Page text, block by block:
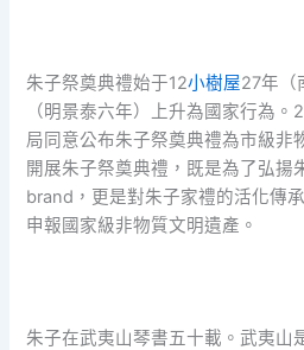
朱子祭奠典禮始于12小樹屋27年（
（明景泰六年）上升為國家行為
局同意公布朱子祭奠典禮為市級非
開展朱子祭奠典禮，既是為了弘揚
brand，更是對朱子家禮的活化傳
申報國家級非物質文明遺產。
朱子在武夷山琴書五十載。武夷山